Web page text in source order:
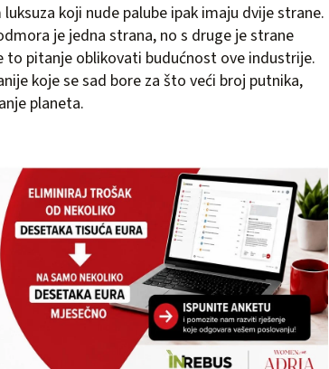
koji nude palube ipak imaju dvije strane.
je jedna strana, no s druge je strane
to pitanje oblikovati budućnost ove industrije.
koje se sad bore za što veći broj putnika,
planeta.